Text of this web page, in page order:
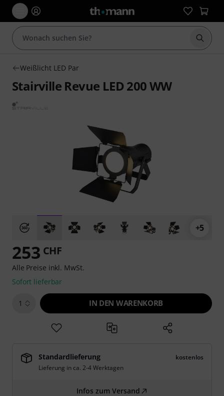
Suche
Weißlicht LED Par
Stairville Revue LED 200 WW
+5
253 CHF
Alle Preise inkl. MwSt.
Sofort lieferbar
1 IN DEN WARENKORB
Standardlieferung
kostenlos
Lieferung in ca. 2-4 Werktagen
Infos zum Versand